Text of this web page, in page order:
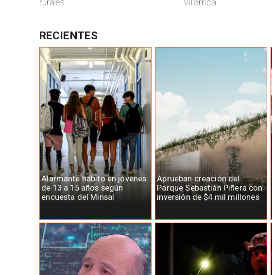
rurales
Villarrica
Alarmante hábito en jóvenes
de 13 a 15 años según
encuesta del Minsal
Aprueban creación del
Parque Sebastián Piñera con
inversión de $4 mil millones
RECIENTES